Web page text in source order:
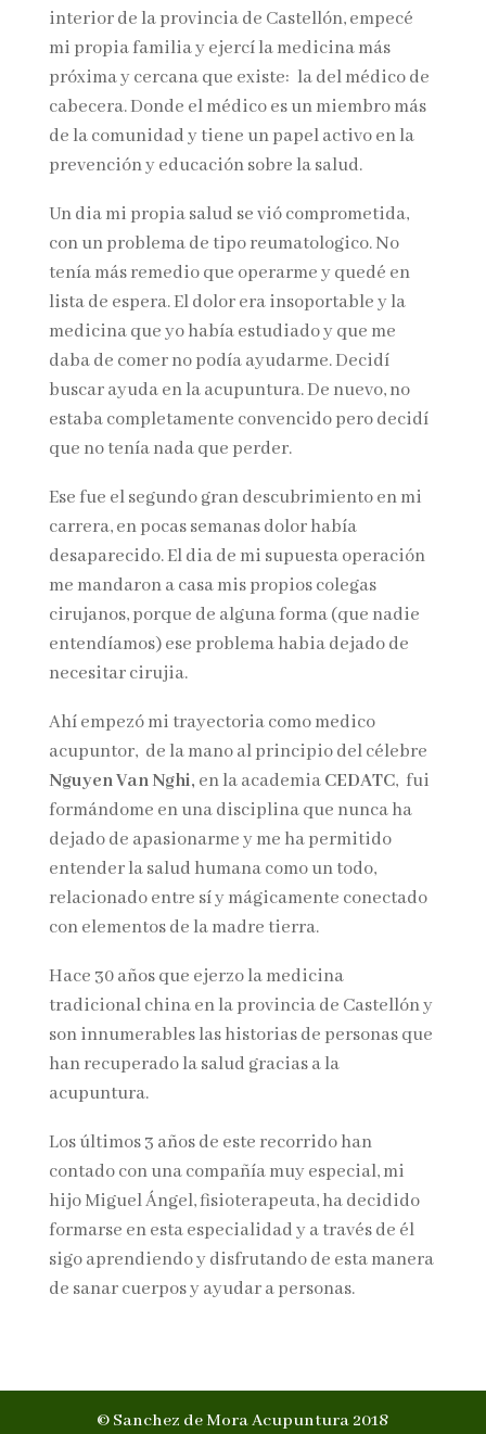
interior de la provincia de Castellón, empecé
mi propia familia y ejercí la medicina más
próxima y cercana que existe: la del médico de
cabecera. Donde el médico es un miembro más
de la comunidad y tiene un papel activo en la
prevención y educación sobre la salud.
Un dia mi propia salud se vió comprometida,
con un problema de tipo reumatologico. No
tenía más remedio que operarme y quedé en
lista de espera. El dolor era insoportable y la
medicina que yo había estudiado y que me
daba de comer no podía ayudarme. Decidí
buscar ayuda en la acupuntura. De nuevo, no
estaba completamente convencido pero decidí
que no tenía nada que perder.
Ese fue el segundo gran descubrimiento en mi
carrera, en pocas semanas dolor había
desaparecido. El dia de mi supuesta operación
me mandaron a casa mis propios colegas
cirujanos, porque de alguna forma (que nadie
entendíamos) ese problema habia dejado de
necesitar cirujia.
Ahí empezó mi trayectoria como medico
acupuntor, de la mano al principio del célebre
Nguyen Van Nghi, en la academiaCEDATC, fui
formándome en una disciplina que nunca ha
dejado de apasionarme y me ha permitido
entender la salud humana como un todo,
relacionado entre sí y mágicamente conectado
con elementos de la madre tierra.
Hace 30 años que ejerzo la medicina
tradicional china en la provincia de Castellón y
son innumerables las historias de personas que
han recuperado la salud gracias a la
acupuntura.
Los últimos 3 años de este recorrido han
contado con una compañía muy especial, mi
hijo Miguel Ángel, fisioterapeuta, ha decidido
formarse en esta especialidad y a través de él
sigo aprendiendo y disfrutando de esta manera
de sanar cuerpos y ayudar a personas.
© Sanchez de Mora Acupuntura 2018